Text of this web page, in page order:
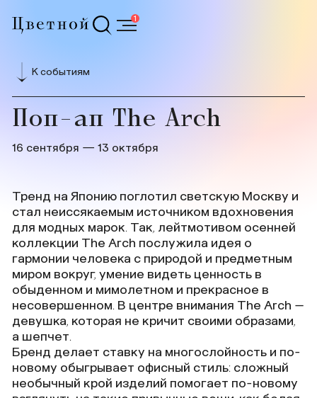
1
К событиям
Поп-ап The Arch
16 сентября — 13 октября
Тренд на Японию поглотил светскую Москву и
стал неиссякаемым источником вдохновения
для модных марок. Так, лейтмотивом осенней
коллекции The Arch послужила идея о
гармонии человека с природой и предметным
миром вокруг, умение видеть ценность в
обыденном и мимолетном и прекрасное в
несовершенном. В центре внимания The Arch –
девушка, которая не кричит своими образами,
а шепчет.
Бренд делает ставку на многослойность и по-
новому обыгрывает офисный стиль: сложный
необычный крой изделий помогает по-новому